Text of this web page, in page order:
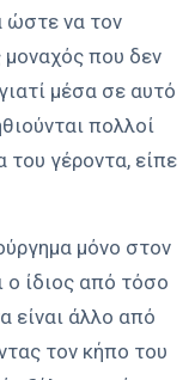
ώστε να τον
μοναχός που δεν
μέσα σε αυτό
πολλοί
του γέροντα, είπε
μόνο στον
ο ίδιος από τόσο
είναι άλλο από
τον κήπο του